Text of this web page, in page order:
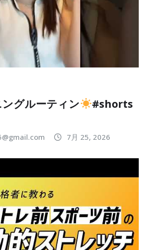
グルーティン
#shorts
7月 25, 2026